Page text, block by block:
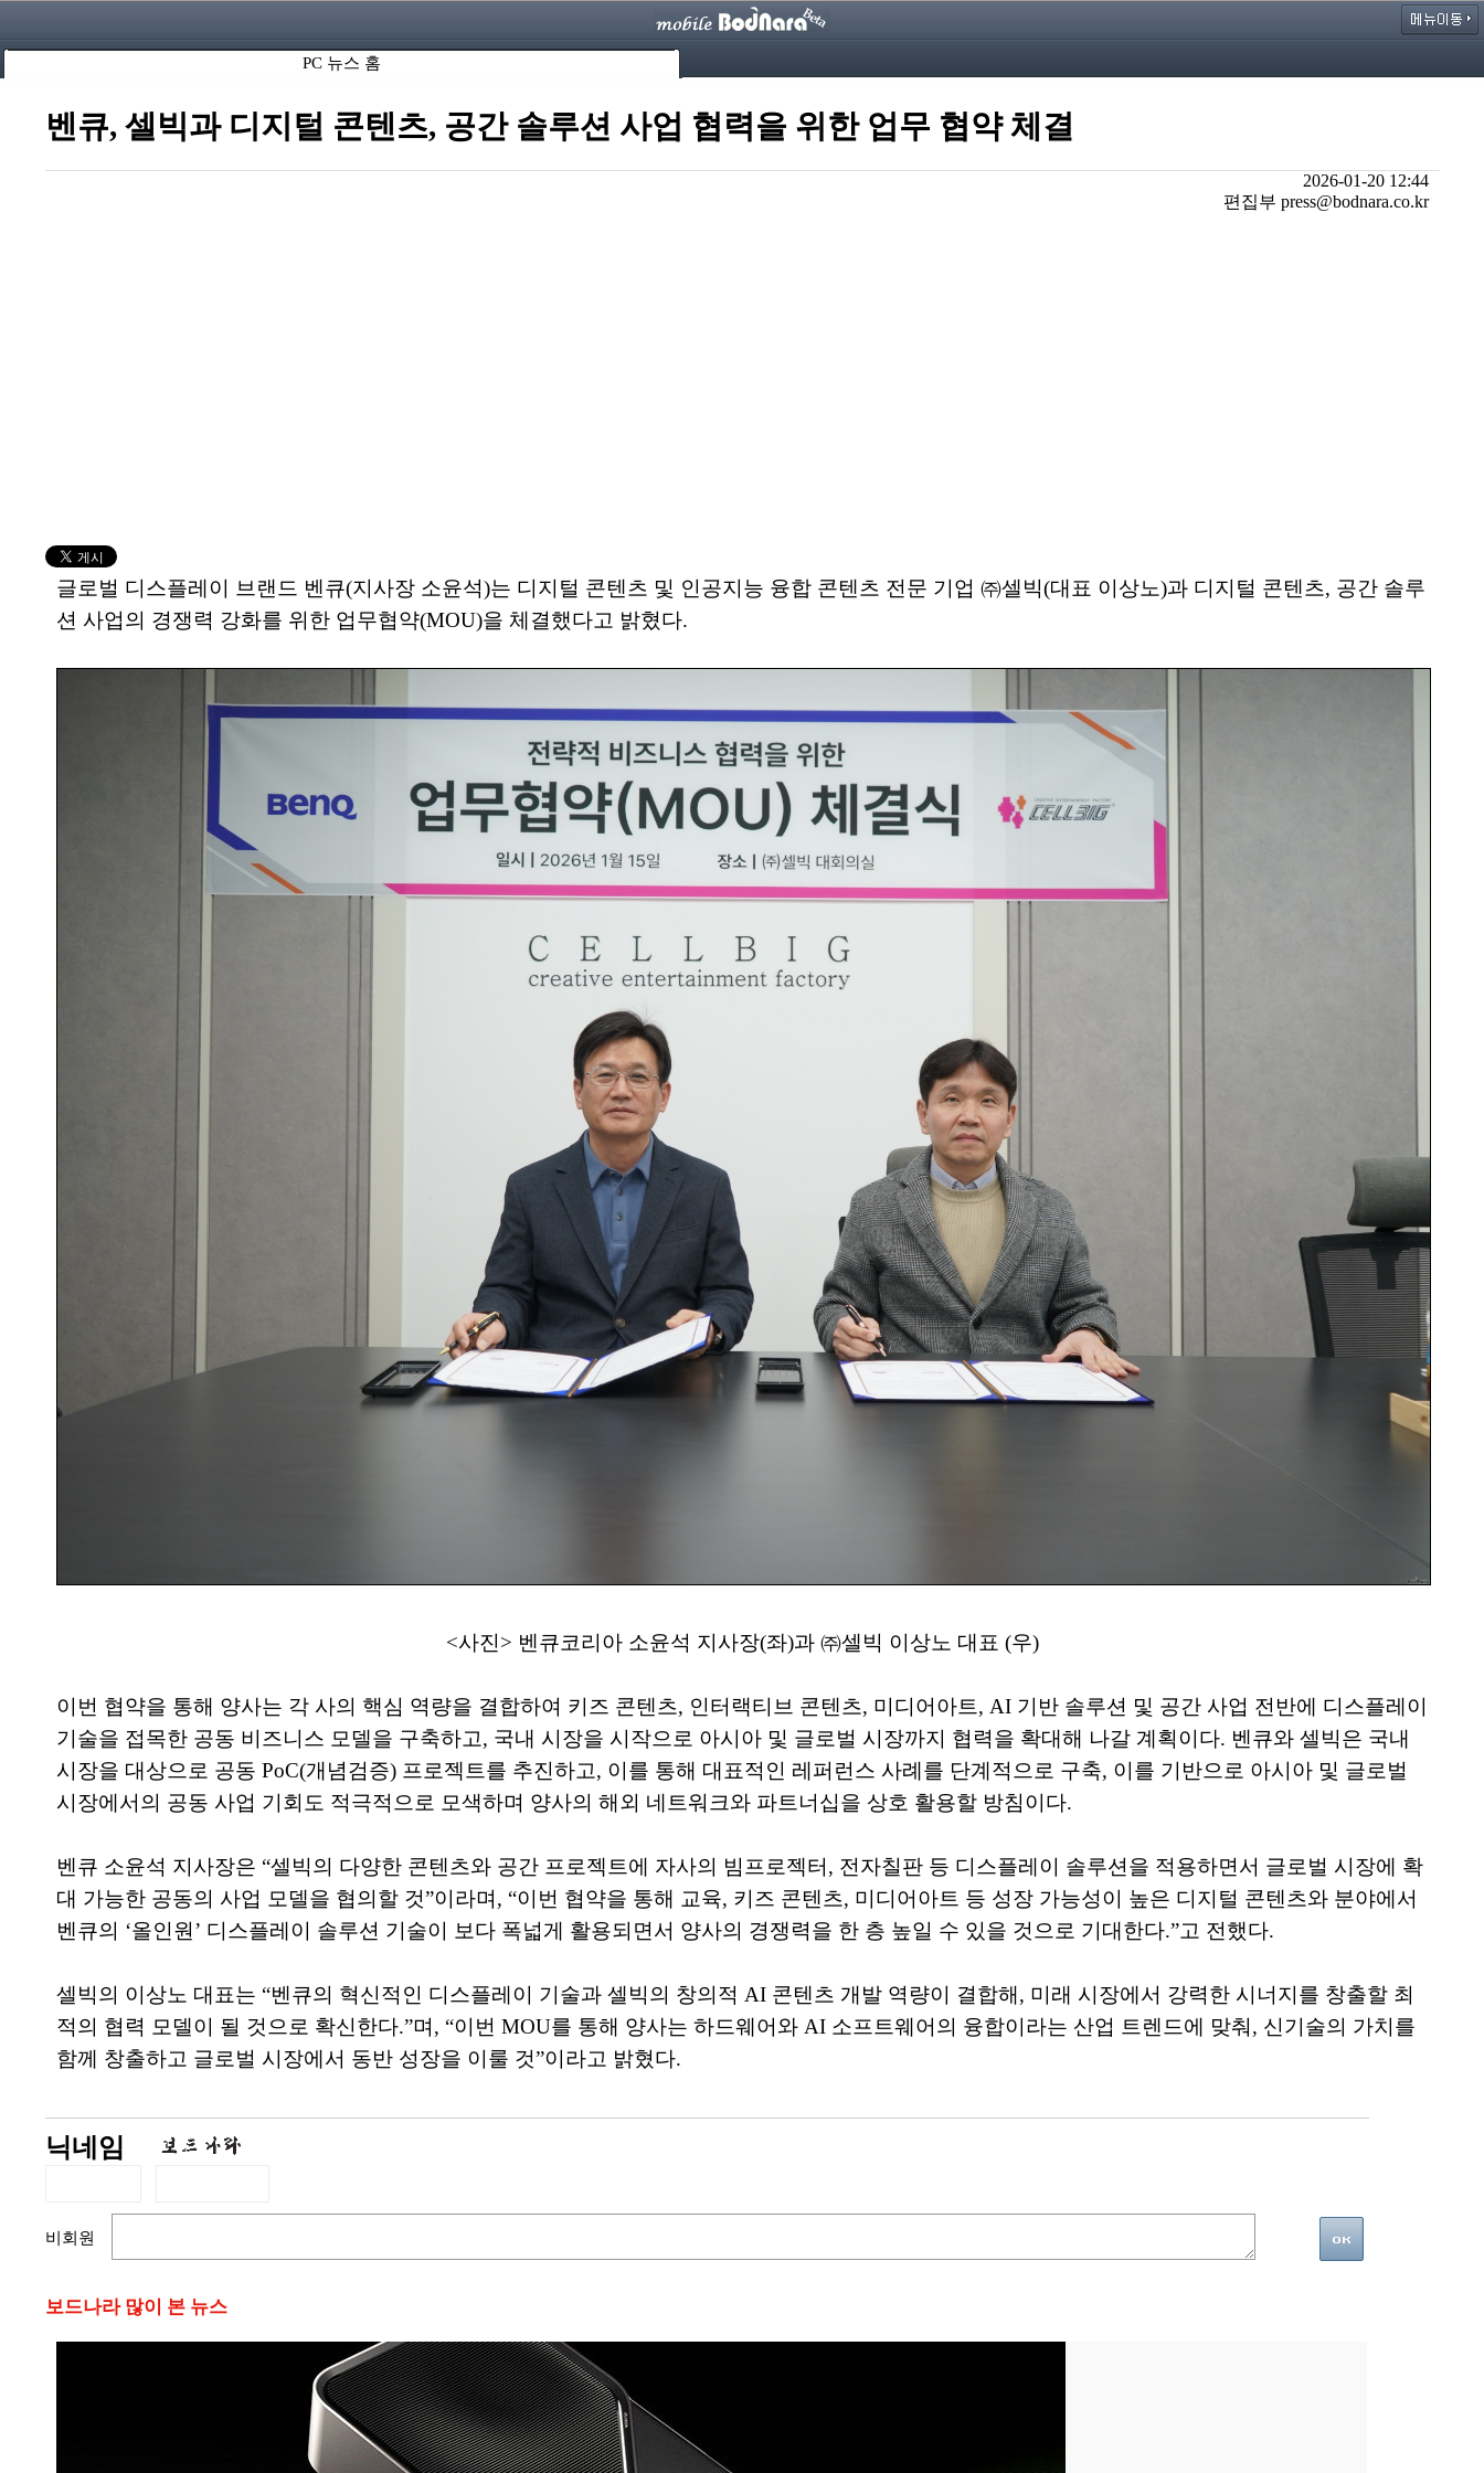
PC 뉴스 홈
벤큐, 셀빅과 디지털 콘텐츠, 공간 솔루션 사업 협력을 위한 업무 협약 체결
2026-01-20 12:44
편집부 press@bodnara.co.kr
글로벌 디스플레이 브랜드 벤큐(지사장 소윤석)는 디지털 콘텐츠 및 인공지능 융합 콘텐츠 전문 기업 ㈜셀빅(대표 이상노)과 디지털 콘텐츠, 공간 솔루
션 사업의 경쟁력 강화를 위한 업무협약(MOU)을 체결했다고 밝혔다.
<사진> 벤큐코리아 소윤석 지사장(좌)과 ㈜셀빅 이상노 대표 (우)
이번 협약을 통해 양사는 각 사의 핵심 역량을 결합하여 키즈 콘텐츠, 인터랙티브 콘텐츠, 미디어아트, AI 기반 솔루션 및 공간 사업 전반에 디스플레이
기술을 접목한 공동 비즈니스 모델을 구축하고, 국내 시장을 시작으로 아시아 및 글로벌 시장까지 협력을 확대해 나갈 계획이다. 벤큐와 셀빅은 국내
시장을 대상으로 공동 PoC(개념검증) 프로젝트를 추진하고, 이를 통해 대표적인 레퍼런스 사례를 단계적으로 구축, 이를 기반으로 아시아 및 글로벌
시장에서의 공동 사업 기회도 적극적으로 모색하며 양사의 해외 네트워크와 파트너십을 상호 활용할 방침이다.
벤큐 소윤석 지사장은 “셀빅의 다양한 콘텐츠와 공간 프로젝트에 자사의 빔프로젝터, 전자칠판 등 디스플레이 솔루션을 적용하면서 글로벌 시장에 확
대 가능한 공동의 사업 모델을 협의할 것”이라며, “이번 협약을 통해 교육, 키즈 콘텐츠, 미디어아트 등 성장 가능성이 높은 디지털 콘텐츠와 분야에서
벤큐의 ‘올인원’ 디스플레이 솔루션 기술이 보다 폭넓게 활용되면서 양사의 경쟁력을 한 층 높일 수 있을 것으로 기대한다.”고 전했다.
셀빅의 이상노 대표는 “벤큐의 혁신적인 디스플레이 기술과 셀빅의 창의적 AI 콘텐츠 개발 역량이 결합해, 미래 시장에서 강력한 시너지를 창출할 최
적의 협력 모델이 될 것으로 확신한다.”며, “이번 MOU를 통해 양사는 하드웨어와 AI 소프트웨어의 융합이라는 산업 트렌드에 맞춰, 신기술의 가치를
함께 창출하고 글로벌 시장에서 동반 성장을 이룰 것”이라고 밝혔다.
닉네임
비회원
보드나라 많이 본 뉴스